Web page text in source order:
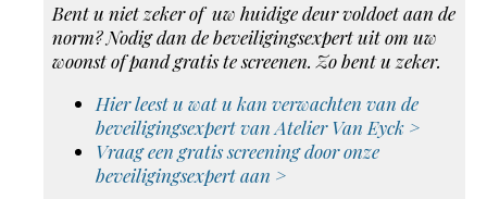
Bent u niet zeker of uw huidige deur voldoet aan de
norm? Nodig dan de beveiligingsexpert uit om uw
woonst of pand gratis te screenen. Zo bent u zeker.
Hier leest u wat u kan verwachten van de
beveiligingsexpert van Atelier Van Eyck >
Vraag een gratis screening door onze
beveiligingsexpert aan >